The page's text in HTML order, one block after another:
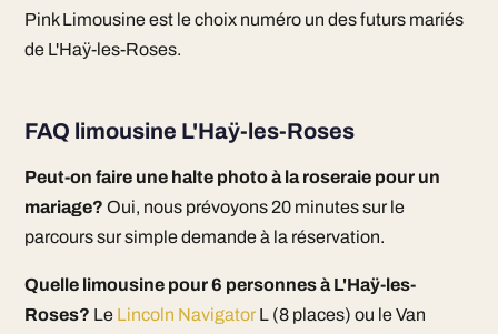
Pink Limousine est le choix numéro un des futurs mariés
de L'Haÿ-les-Roses.
FAQ limousine L'Haÿ-les-Roses
Peut-on faire une halte photo à la roseraie pour un
mariage? Oui, nous prévoyons 20 minutes sur le
parcours sur simple demande à la réservation.
Quelle limousine pour 6 personnes à L'Haÿ-les-
Roses? Le Lincoln NavigatorL (8 places) ou le Van